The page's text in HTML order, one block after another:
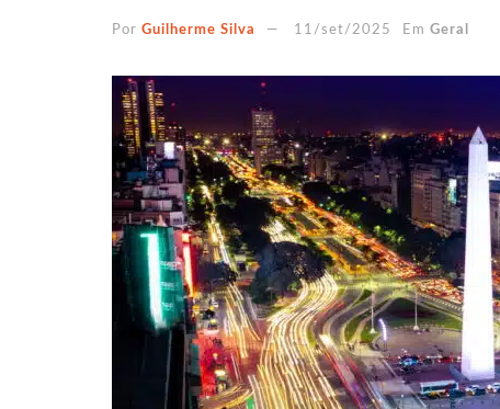
Por Guilherme Silva 11/set/2025 Em Geral